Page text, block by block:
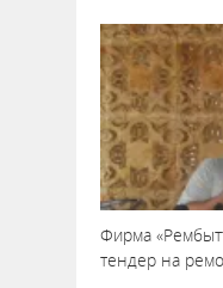
Фирма
тендер на